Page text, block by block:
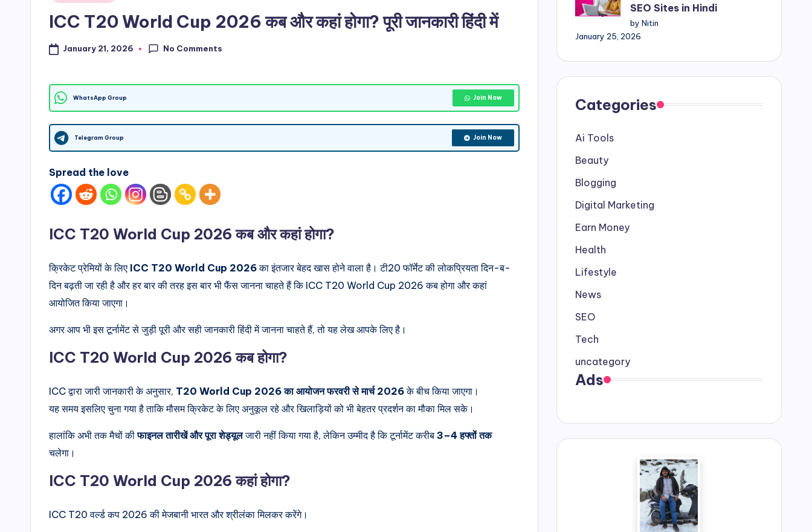
ICC T20 World Cup 2026 कब और कहां होगा? पूरी जानकारी हिंदी में
January 21, 2026 No Comments
WhatsApp Group Join Now
Telegram Group Join Now
Spread the love
ICC T20 World Cup 2026 कब और कहां होगा?
क्रिकेट प्रेमियों के लिए ICC T20 World Cup 2026का इंतजार बेहद खास होने वाला है। टी20 फॉर्मेट की लोकप्रियता दिन-ब-
दिन बढ़ती जा रही है और हर बार की तरह इस बार भी फैंस जानना चाहते हैं कि ICC T20 World Cup 2026 कब होगा और कहां
आयोजित किया जाएगा।
अगर आप भी इस टूर्नामेंट से जुड़ी पूरी और सही जानकारी हिंदी में जानना चाहते हैं, तो यह लेख आपके लिए है।
ICC T20 World Cup 2026 कब होगा?
ICC द्वारा जारी जानकारी के अनुसार, T20 World Cup 2026 का आयोजन फरवरी से मार्च 2026के बीच किया जाएगा।
यह समय इसलिए चुना गया है ताकि मौसम क्रिकेट के लिए अनुकूल रहे और खिलाड़ियों को भी बेहतर प्रदर्शन का मौका मिल सके।
हालांकि अभी तक मैचों कीफाइनल तारीखें और पूरा शेड्यूलजारी नहीं किया गया है, लेकिन उम्मीद है कि टूर्नामेंट करीब 3–4 हफ्तों तक
चलेगा।
ICC T20 World Cup 2026 कहां होगा?
ICC T20 वर्ल्ड कप 2026 की मेजबानी भारत और श्रीलंका मिलकर करेंगे।
SEO Sites in Hindi
by Nitin
January 25, 2026
Categories
Ai Tools
Beauty
Blogging
Digital Marketing
Earn Money
Health
Lifestyle
News
SEO
Tech
uncategory
Ads